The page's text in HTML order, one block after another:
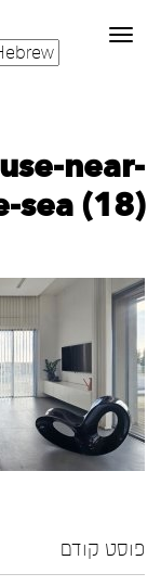
Toggle
navigation
near-
sea (18)
פוסט קודם